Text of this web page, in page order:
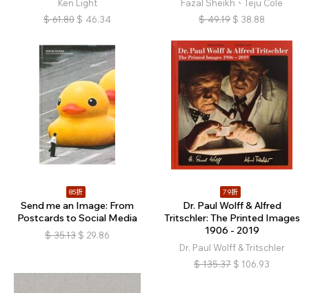
Ken Light
$ 61.80 $ 46.34
Fazal Sheikh、Teju Cole
$ 49.19 $ 38.88
85折
Send me an Image: From
Postcards to Social Media
$ 35.13 $ 29.86
79折
Dr. Paul Wolff & Alfred
Tritschler: The Printed Images
1906 - 2019
Dr. Paul Wolff & Tritschler
$ 135.37 $ 106.93